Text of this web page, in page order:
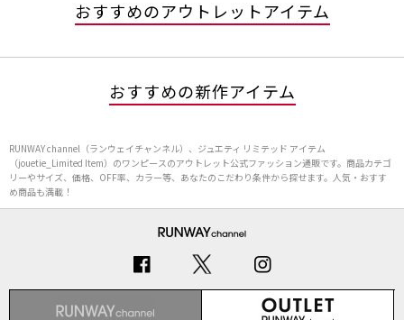
おすすめのアウトレットアイテム
おすすめの新作アイテム
RUNWAY channel（ランウェイチャンネル）、ジュエティ リミテッド アイテム
（jouetie_Limited Item）のワンピースのアウトレット公式ファッション通販です。商品カテゴ
リーやサイズ、価格、OFF率、カラー等、あなたのこだわり条件から探せます。人気・おすす
め商品も満載！